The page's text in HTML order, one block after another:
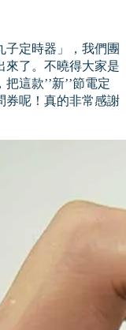
子定時器」，我們團
來了。不曉得大家是
這款’’新’’節電定
券呢！真的非常感謝